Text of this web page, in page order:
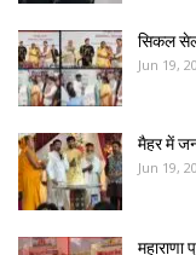
सिकल सेल
Jun 19,
मैहर में
Jun 19,
महाराणा